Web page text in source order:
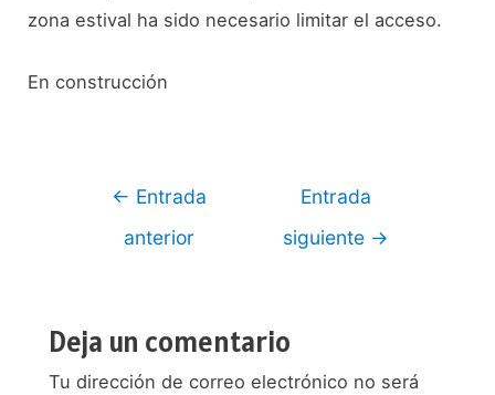
zona estival ha sido necesario limitar el acceso.
En construcción
Navegación
← Entrada
anterior
Entrada
siguiente →
Deja un comentario
Tu dirección de correo electrónico no será